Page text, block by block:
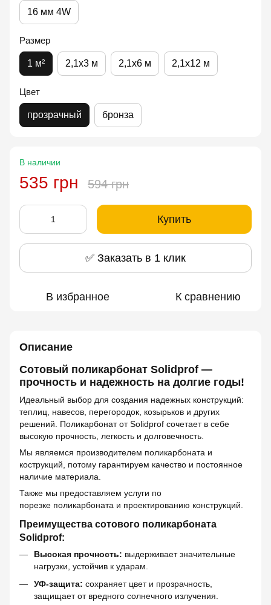
16 мм 4W
Размер
1 м² 2,1x3 м 2,1x6 м 2,1x12 м
Цвет
прозрачный бронза
В наличии
535 грн 594 грн
Купить
✅ Заказать в 1 клик
В избранное К сравнению
Описание
Сотовый поликарбонат Solidprof —
прочность и надежность на долгие годы!
Идеальный выбор для создания надежных конструкций:
теплиц, навесов, перегородок, козырьков и других
решений. Поликарбонат от Solidprof сочетает в себе
высокую прочность, легкость и долговечность.
Мы являемся производителем поликарбоната и
кострукций, потому гарантируем качество и постоянное
наличие материала.
Также мы предоставляем услуги по
порезке поликарбоната и проектированию конструкций.
Преимущества сотового поликарбоната
Solidprof:
Высокая прочность: выдерживает значительные
нагрузки, устойчив к ударам.
УФ-защита: сохраняет цвет и прозрачность,
защищает от вредного солнечного излучения.